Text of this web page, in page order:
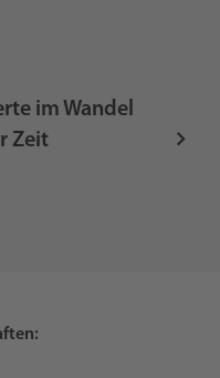
im Wandel
Zeit